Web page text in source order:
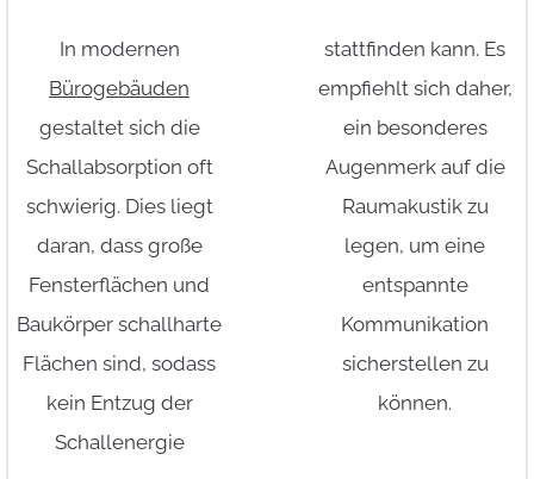
In modernen
Bürogebäuden
gestaltet sich die
Schallabsorption oft
schwierig. Dies liegt
daran, dass große
Fensterflächen und
Baukörper schallharte
Flächen sind, sodass
kein Entzug der
Schallenergie
stattfinden kann. Es
empfiehlt sich daher,
ein besonderes
Augenmerk auf die
Raumakustik zu
legen, um eine
entspannte
Kommunikation
sicherstellen zu
können.